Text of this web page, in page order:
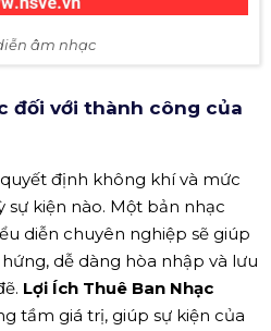
âm nhạc
đối với thành công của
định không khí và mức
kiện nào. Một bản nhạc
diễn chuyên nghiệp sẽ giúp
dễ dàng hòa nhập và lưu
Lợi Ích Thuê Ban Nhạc
tầm giá trị, giúp sự kiện của